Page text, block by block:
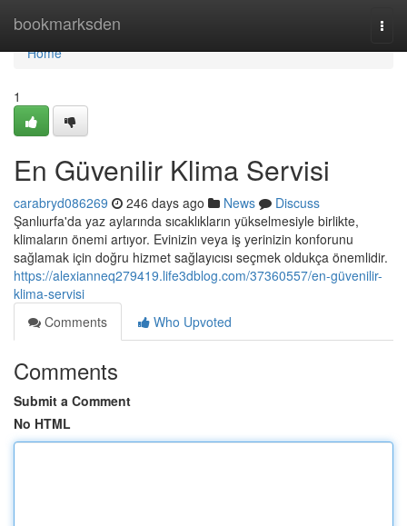
bookmarksden
Home
Home
1
En Güvenilir Klima Servisi
carabryd086269 246 days ago News
Discuss
Şanlıurfa'da yaz aylarında sıcaklıkların yükselmesiyle birlikte,
klimaların önemi artıyor. Evinizin veya iş yerinizin konforunu
sağlamak için doğru hizmet sağlayıcısı seçmek oldukça önemlidir.
https://alexianneq279419.life3dblog.com/37360557/en-güvenilir-
klima-servisi
Comments
Who Upvoted
Comments
Submit a Comment
No HTML